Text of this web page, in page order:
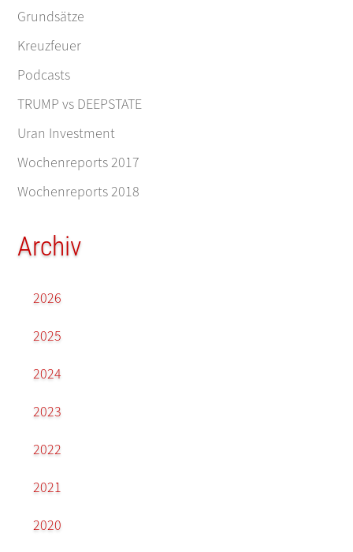
Grundsätze
Kreuzfeuer
Podcasts
TRUMP vs DEEPSTATE
Uran Investment
Wochenreports 2017
Wochenreports 2018
Archiv
2026
2025
2024
2023
2022
2021
2020